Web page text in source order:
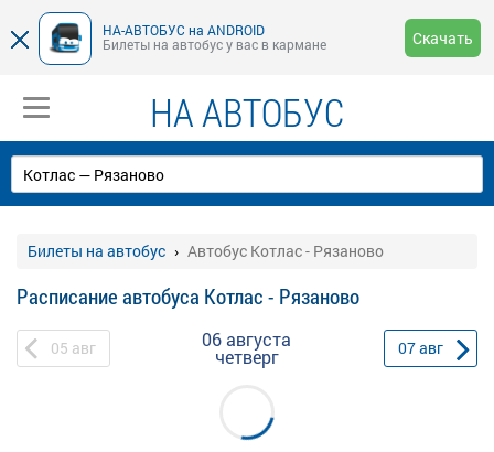
НА-АВТОБУС на ANDROID
Билеты на автобус у вас в кармане
Скачать
НА АВТОБУС
Билеты на автобус Автобус Котлас - Рязаново
Расписание автобуса Котлас - Рязаново
05 авг 06 августа
четверг 07авг